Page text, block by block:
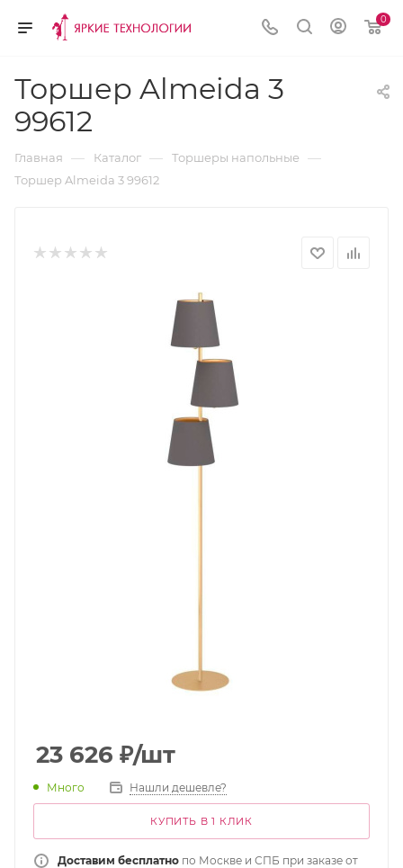
0
Торшер Almeida 3
99612
Главная — Каталог — Торшеры напольные —
Торшер Almeida 3 99612
23 626 ₽/шт
Много Нашли дешевле?
КУПИТЬ В 1 КЛИК
Доставим бесплатно по Москве и СПБ при заказе от